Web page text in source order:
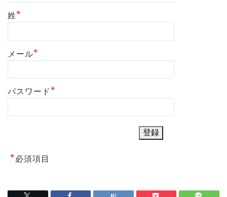
姓*
メール*
パスワード*
*必須項目